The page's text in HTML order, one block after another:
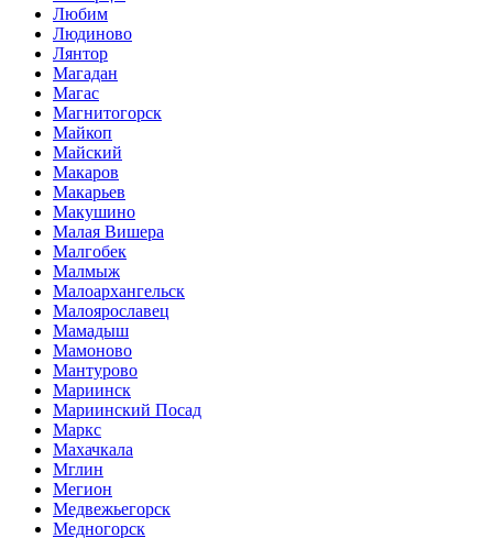
Любим
Людиново
Лянтор
Магадан
Магас
Магнитогорск
Майкоп
Майский
Макаров
Макарьев
Макушино
Малая Вишера
Малгобек
Малмыж
Малоархангельск
Малоярославец
Мамадыш
Мамоново
Мантурово
Мариинск
Мариинский Посад
Маркс
Махачкала
Мглин
Мегион
Медвежьегорск
Медногорск